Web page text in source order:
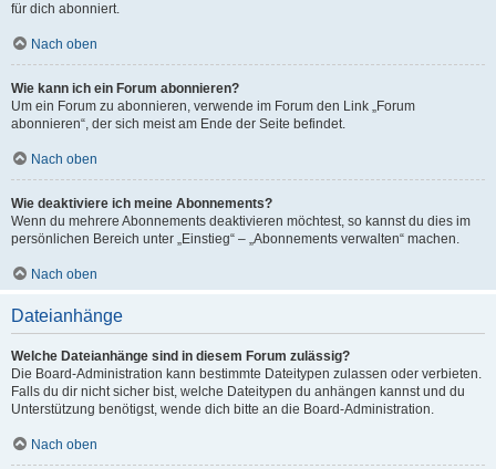
für dich abonniert.
Nach oben
Wie kann ich ein Forum abonnieren?
Um ein Forum zu abonnieren, verwende im Forum den Link „Forum
abonnieren“, der sich meist am Ende der Seite befindet.
Nach oben
Wie deaktiviere ich meine Abonnements?
Wenn du mehrere Abonnements deaktivieren möchtest, so kannst du dies im
persönlichen Bereich unter „Einstieg“ – „Abonnements verwalten“ machen.
Nach oben
Dateianhänge
Welche Dateianhänge sind in diesem Forum zulässig?
Die Board-Administration kann bestimmte Dateitypen zulassen oder verbieten.
Falls du dir nicht sicher bist, welche Dateitypen du anhängen kannst und du
Unterstützung benötigst, wende dich bitte an die Board-Administration.
Nach oben